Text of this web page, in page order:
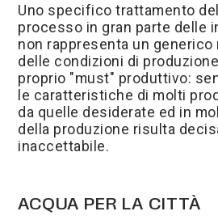
Uno specifico trattamento
processo in gran parte delle
non rappresenta un
delle condizioni di
proprio "must" produttivo:
le caratteristiche di molti
da quelle desiderate ed in
della produzione risulta
inaccettabile.
ACQUA PER LA CITTÀ